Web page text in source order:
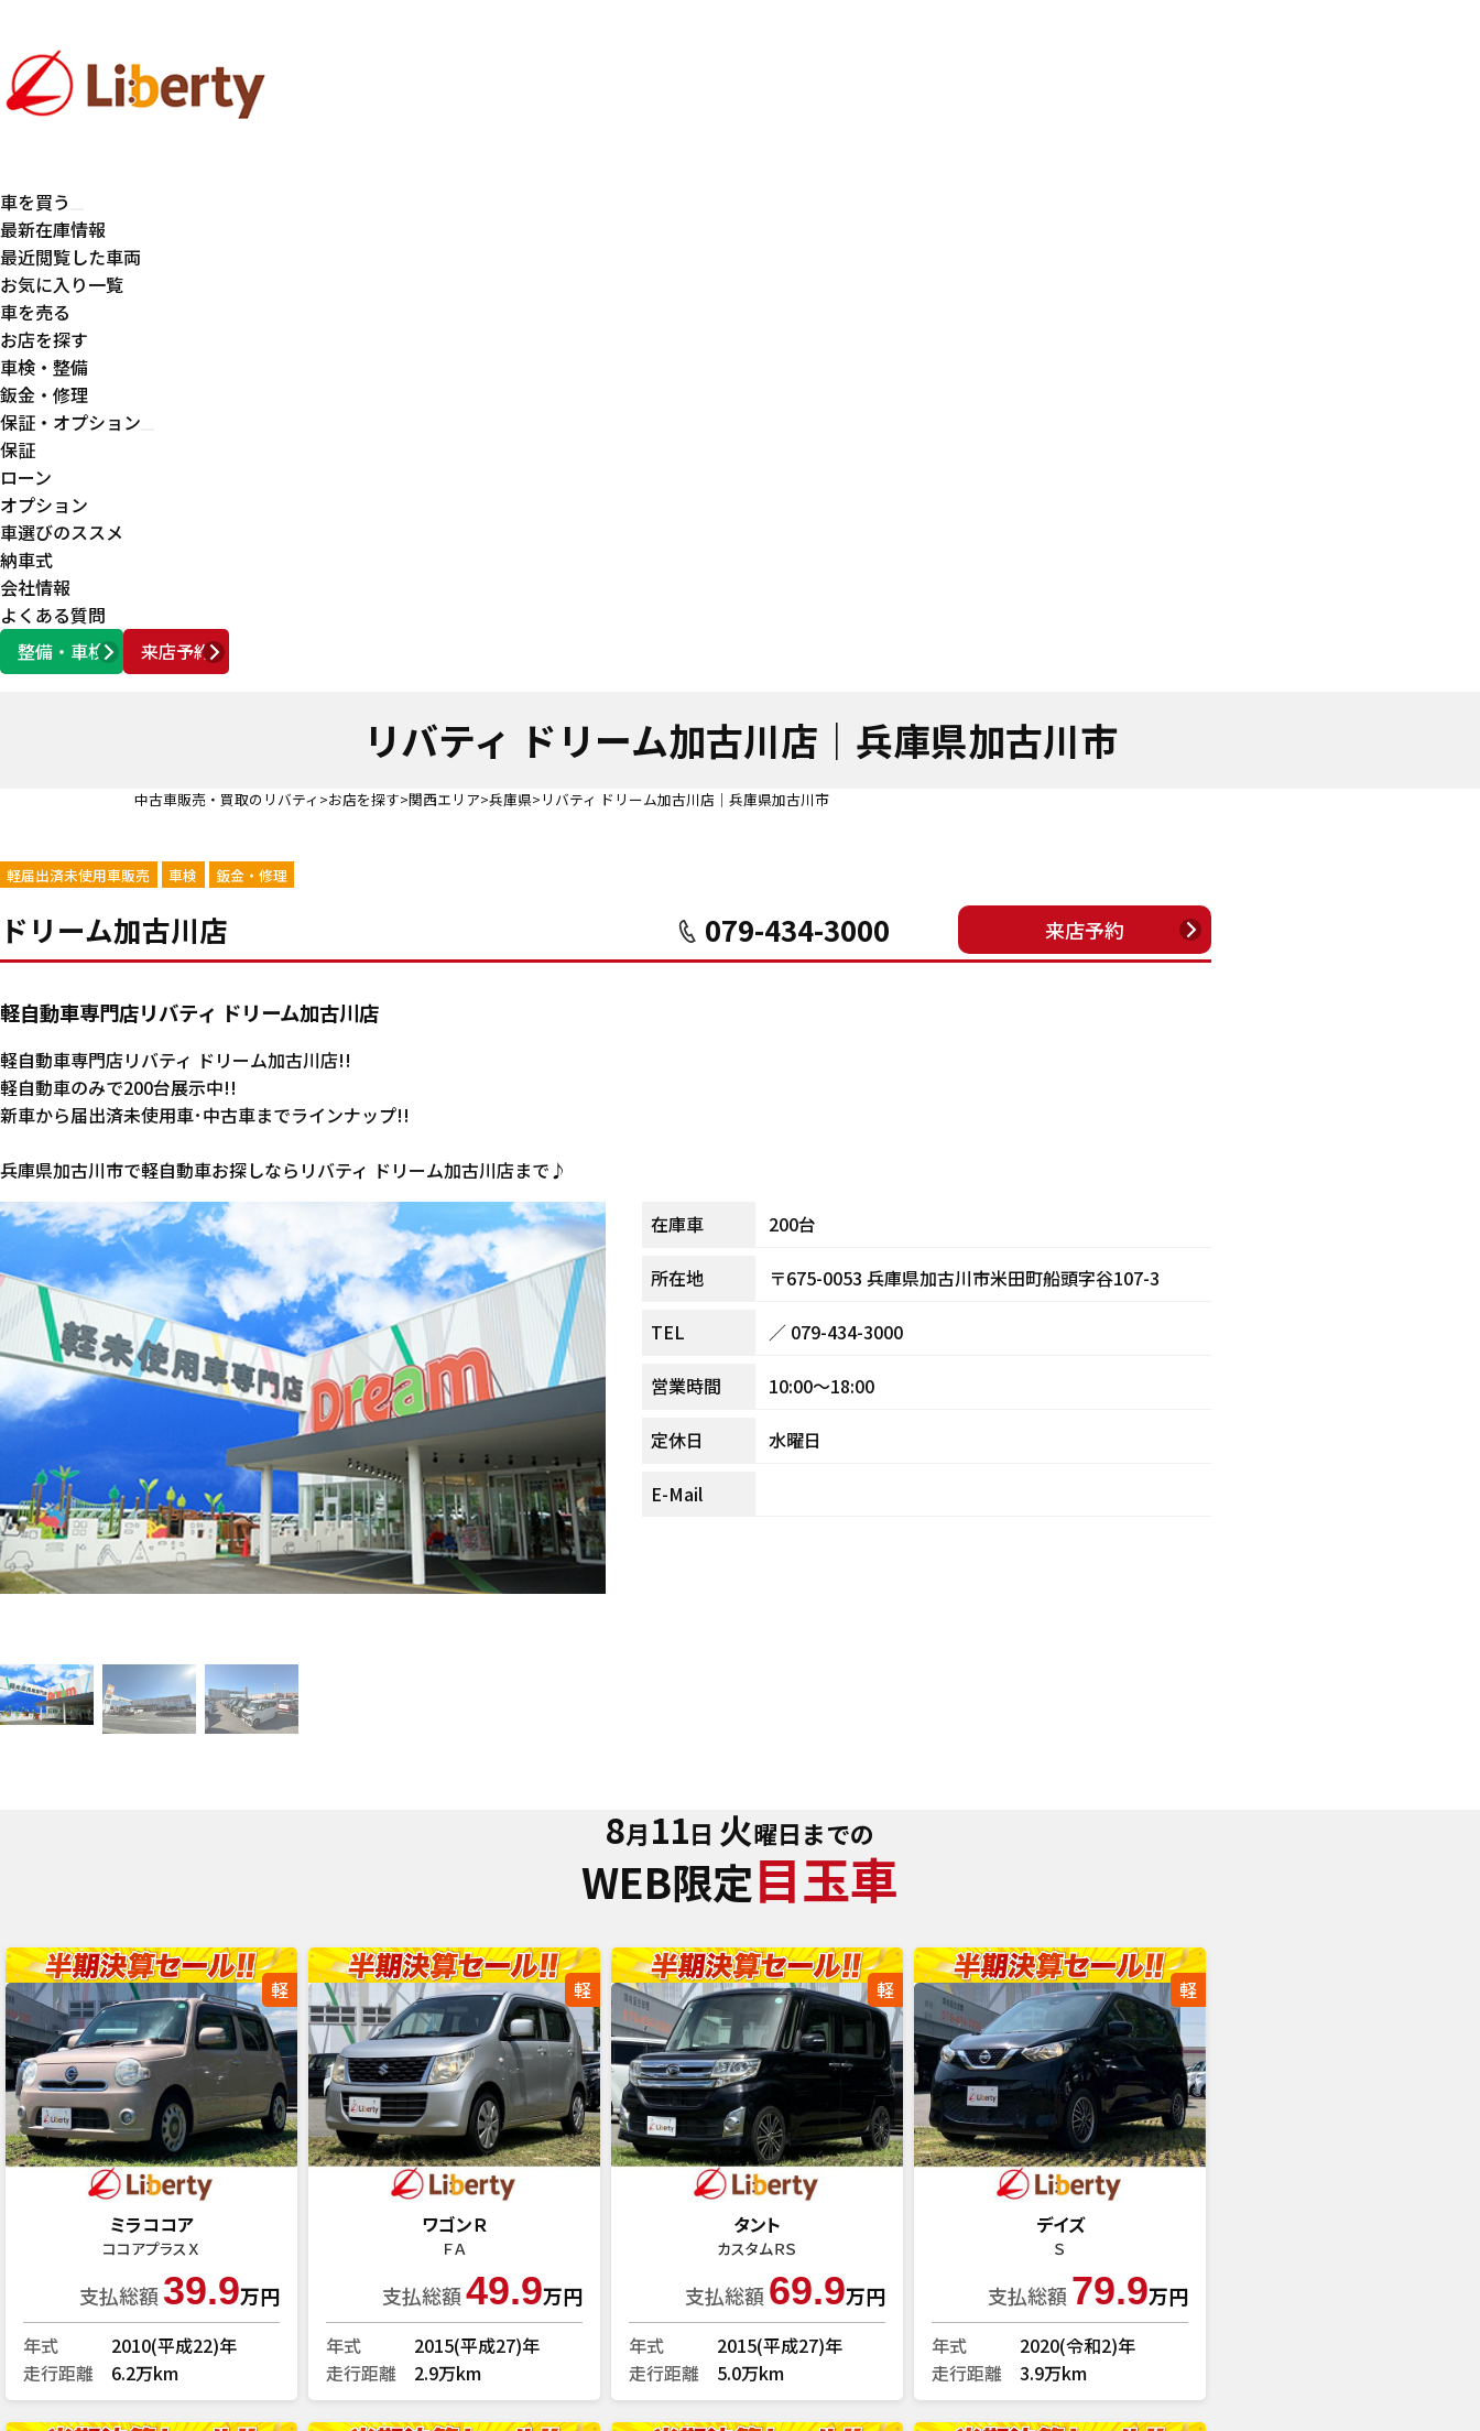
車を買う
最新在庫情報
最近閲覧した車両
お気に入り一覧
車を売る
お店を探す
車検・整備
鈑金・修理
保証・オプション
保証
ローン
オプション
車選びのススメ
納車式
会社情報
よくある質問
整備・車検
来店予約
営業時間 AM10:00 ～ PM6:00
リバティ ドリーム加古川店｜ 兵庫県加古川市
中古車販売・買取のリバティ お店を探す 関西エリア 兵庫県 リバティ ドリーム加古川店｜兵庫県加古川市
軽届出済未使用車販売 車検 鈑金・修理
ドリーム加古川店 079-434-3000 来店予約
軽自動車専門店リバティ ドリーム加古川店
軽自動車専門店リバティ ドリーム加古川店!!
軽自動車のみで200台展示中!!
新車から届出済未使用車･中古車までラインナップ!!
兵庫県加古川市で軽自動車お探しならリバティ ドリーム加古川店まで♪
在庫車 200台
所在地 〒675-0053 兵庫県加古川市米田町船頭字谷107-3
TEL ／ 079-434-3000
営業時間 10:00～18:00
定休日 水曜日
E-Mail
8月11日 火曜日までの
WEB限定目玉車
軽
ミラココア
ココアプラスＸ
支払総額 39.9万円
年式
2010(平成22)年
走行距離
6.2万km
軽
ワゴンＲ
ＦＡ
支払総額49.9万円
年式
2015(平成27)年
走行距離
2.9万km
軽
タント
カスタムＲＳ
支払総額 69.9万円
年式
2015(平成27)年
走行距離
5.0万km
軽
デイズ
Ｓ
支払総額 79.9万円
年式
2020(令和2)年
走行距離
3.9万km